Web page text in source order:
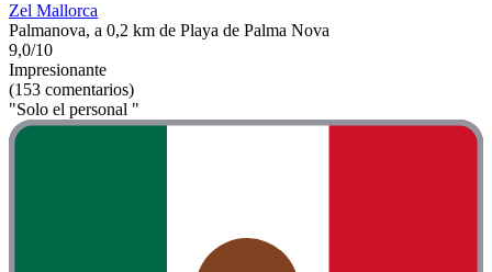
Zel Mallorca
Palmanova, a 0,2 km de Playa de Palma Nova
9,0/10
Impresionante
(153 comentarios)
"Solo el personal "